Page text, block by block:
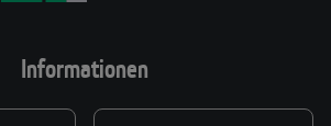
Informationen